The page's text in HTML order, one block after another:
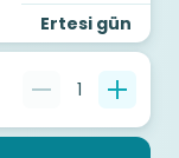
Ertesi gün
1